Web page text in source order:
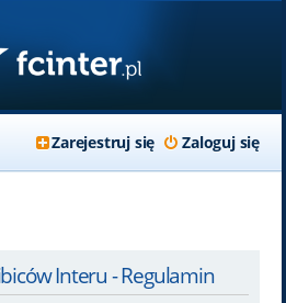
Zaloguj się
Zarejestruj się
Interu - Regulamin